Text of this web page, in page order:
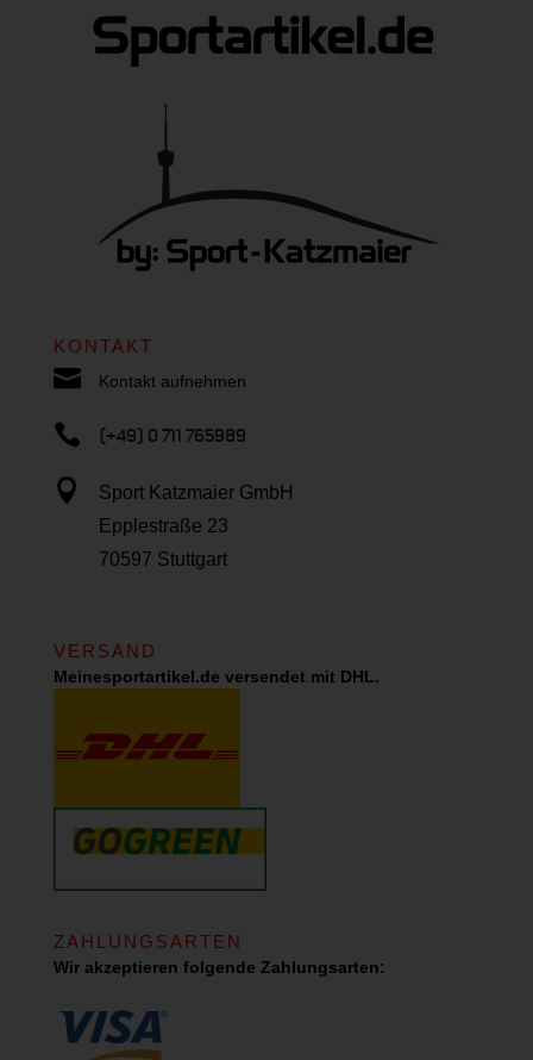
KONTAKT
 Kontakt aufnehmen
 (+49) 0 711 765989

Sport Katzmaier GmbH
Epplestraße 23
70597 Stuttgart
VERSAND
Meinesportartikel.de versendet mit DHL.
ZAHLUNGSARTEN
Wir akzeptieren folgende Zahlungsarten: